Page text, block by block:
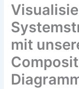
mit